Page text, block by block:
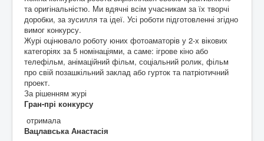
та оригінальністю. Ми вдячні всім учасникам за їх творчі
доробки, за зусилля та ідеї. Усі роботи підготовленні згідно
вимог конкурсу.
Журі оцінювало роботу юних фотоаматорів у 2-х вікових
категоріях за 5 номінаціями, а саме: ігрове кіно або
телефільм, анімаційний фільм, соціальний ролик, фільм
про свій позашкільний заклад або гурток та патріотичний
проект.
За рішенням журі
Гран-прі конкурсу
отримала
Вацлавська Анастасія